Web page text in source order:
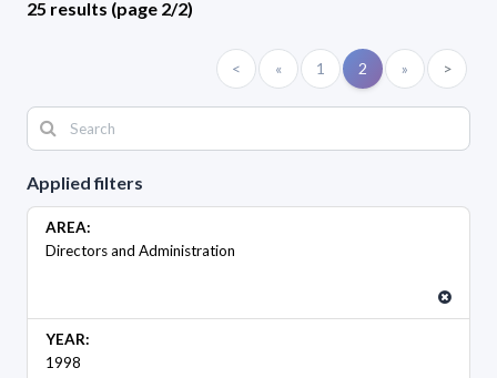
Applied filters
AREA:
Directors and Administration
YEAR:
1998
25 results (page 2/2)
< « 1 2 » >